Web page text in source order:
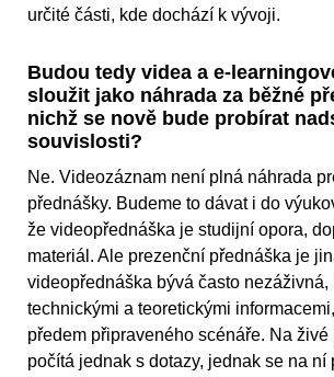
určité části, kde dochází k vývoji.
Budou tedy videa a e-
sloužit jako náhrada za běžné
nichž se nově bude probírat
souvislosti?
Ne. Videozáznam není plná náhrada
přednášky. Budeme to dávat i do
že videopřednáška je studijní opora,
materiál. Ale prezenční přednáška je
videopřednáška bývá často nezáživná,
technickými a teoretickými
předem připraveného scénáře. Na živé
počítá jednak s dotazy, jednak se na ní